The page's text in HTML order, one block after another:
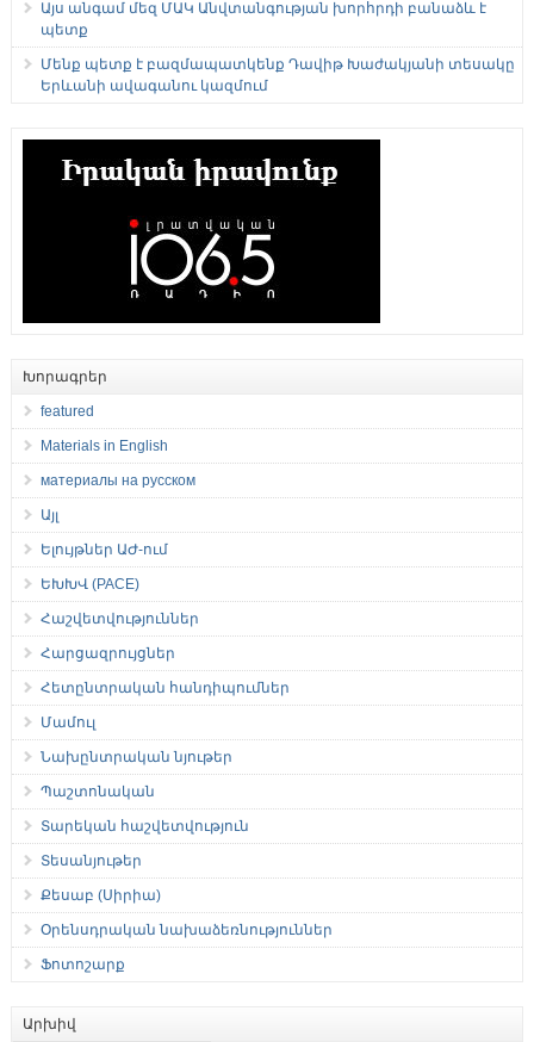
Այս անգամ մեզ ՄԱԿ Անվտանգության խորհրդի բանաձև է
պետք
Մենք պետք է բազմապատկենք Դավիթ Խաժակյանի տեսակը
Երևանի ավագանու կազմում
Խորագրեր
featured
Materials in English
материалы на русском
Այլ
Ելույթներ ԱԺ-ում
ԵԽԽՎ (PACE)
Հաշվետվություններ
Հարցազրույցներ
Հետընտրական հանդիպումներ
Մամուլ
Նախընտրական նյութեր
Պաշտոնական
Տարեկան հաշվետվություն
Տեսանյութեր
Քեսաբ (Սիրիա)
Օրենսդրական նախաձեռնություններ
Ֆոտոշարք
Արխիվ